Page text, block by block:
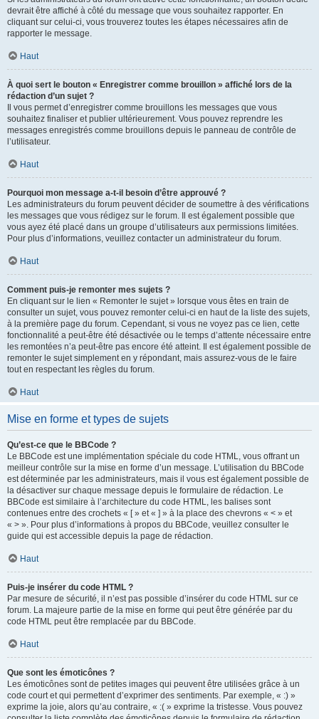
devrait être affiché à côté du message que vous souhaitez rapporter. En
cliquant sur celui-ci, vous trouverez toutes les étapes nécessaires afin de
rapporter le message.
Haut
À quoi sert le bouton « Enregistrer comme brouillon » affiché lors de la
rédaction d’un sujet ?
Il vous permet d’enregistrer comme brouillons les messages que vous
souhaitez finaliser et publier ultérieurement. Vous pouvez reprendre les
messages enregistrés comme brouillons depuis le panneau de contrôle de
l’utilisateur.
Haut
Pourquoi mon message a-t-il besoin d’être approuvé ?
Les administrateurs du forum peuvent décider de soumettre à des vérifications
les messages que vous rédigez sur le forum. Il est également possible que
vous ayez été placé dans un groupe d’utilisateurs aux permissions limitées.
Pour plus d’informations, veuillez contacter un administrateur du forum.
Haut
Comment puis-je remonter mes sujets ?
En cliquant sur le lien « Remonter le sujet » lorsque vous êtes en train de
consulter un sujet, vous pouvez remonter celui-ci en haut de la liste des sujets,
à la première page du forum. Cependant, si vous ne voyez pas ce lien, cette
fonctionnalité a peut-être été désactivée ou le temps d’attente nécessaire entre
les remontées n’a peut-être pas encore été atteint. Il est également possible de
remonter le sujet simplement en y répondant, mais assurez-vous de le faire
tout en respectant les règles du forum.
Haut
Mise en forme et types de sujets
Qu’est-ce que le BBCode ?
Le BBCode est une implémentation spéciale du code HTML, vous offrant un
meilleur contrôle sur la mise en forme d’un message. L’utilisation du BBCode
est déterminée par les administrateurs, mais il vous est également possible de
la désactiver sur chaque message depuis le formulaire de rédaction. Le
BBCode est similaire à l’architecture du code HTML, les balises sont
contenues entre des crochets « [ » et « ] » à la place des chevrons « < » et
« > ». Pour plus d’informations à propos du BBCode, veuillez consulter le
guide qui est accessible depuis la page de rédaction.
Haut
Puis-je insérer du code HTML ?
Par mesure de sécurité, il n’est pas possible d’insérer du code HTML sur ce
forum. La majeure partie de la mise en forme qui peut être générée par du
code HTML peut être remplacée par du BBCode.
Haut
Que sont les émoticônes ?
Les émoticônes sont de petites images qui peuvent être utilisées grâce à un
code court et qui permettent d’exprimer des sentiments. Par exemple, « :) »
exprime la joie, alors qu’au contraire, « :( » exprime la tristesse. Vous pouvez